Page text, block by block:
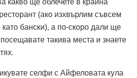
(ако изхвърлим съвсем
бански), а по-скоро дали ще
такива места и знаете
селфи с Айфеловата кула